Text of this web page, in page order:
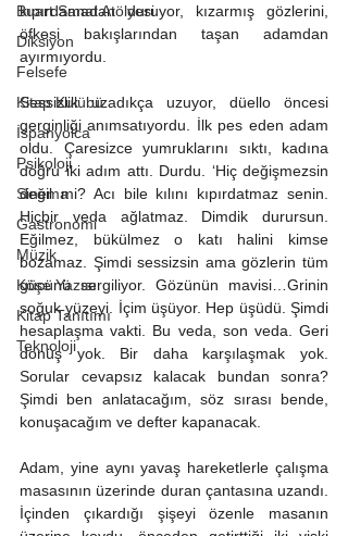
Buart Sanat Atölyesi
Diksiyon
Felsefe
Kitap Kulübü
İspanyolca
Psikoloji
Sinema
Gastronomi
Müzik
Köşe Yazısı
Kitap Tanıtımı
Teknoloji
kıpırdamadan duruyor, kızarmış gözlerini,
öfkesi bakışlarından taşan adamdan
ayırmıyordu.
Sessizlik uzadıkça uzuyor, düello öncesi
gerginliği anımsatıyordu. İlk pes eden adam
oldu. Çaresizce yumruklarını sıktı, kadına
doğru iki adım attı. Durdu. ‘Hiç değişmezsin
değil mi? Acı bile kılını kıpırdatmaz senin.
Hiçbir veda ağlatmaz. Dimdik durursun.
Eğilmez, bükülmez o katı halini kimse
bozamaz. Şimdi sessizsin ama gözlerin tüm
gücünü sergiliyor. Gözünün mavisi…Grinin
soğuk yüzeyi. İçim üşüyor. Hep üşüdü. Şimdi
hesaplaşma vakti. Bu veda, son veda. Geri
dönüş yok. Bir daha karşılaşmak yok.
Sorular cevapsız kalacak bundan sonra?
Şimdi ben anlatacağım, söz sırası bende,
konuşacağım ve defter kapanacak.
Adam, yine aynı yavaş hareketlerle çalışma
masasının üzerinde duran çantasına uzandı.
İçinden çıkardığı şişeyi özenle masanın